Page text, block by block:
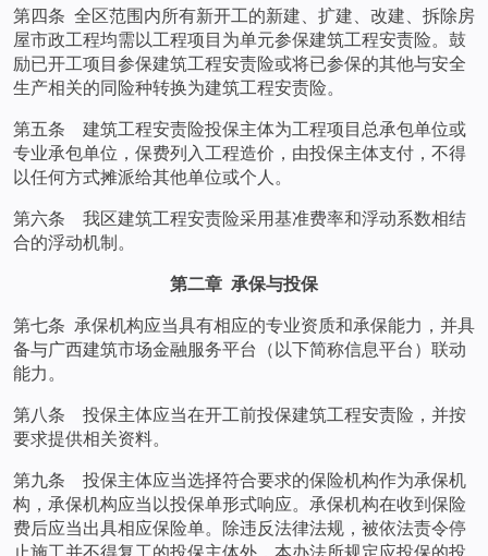
第四条 全区范围内所有新开工的新建、扩建、改建、拆除房
屋市政工程均需以工程项目为单元参保建筑工程安责险。鼓
励已开工项目参保建筑工程安责险或将已参保的其他与安全
生产相关的同险种转换为建筑工程安责险。
第五条 建筑工程安责险投保主体为工程项目总承包单位或
专业承包单位，保费列入工程造价，由投保主体支付，不得
以任何方式摊派给其他单位或个人。
第六条 我区建筑工程安责险采用基准费率和浮动系数相结
合的浮动机制。
第二章 承保与投保
第七条 承保机构应当具有相应的专业资质和承保能力，并具
备与广西建筑市场金融服务平台（以下简称信息平台）联动
能力。
第八条 投保主体应当在开工前投保建筑工程安责险，并按
要求提供相关资料。
第九条 投保主体应当选择符合要求的保险机构作为承保机
构，承保机构应当以投保单形式响应。承保机构在收到保险
费后应当出具相应保险单。除违反法律法规，被依法责令停
止施工并不得复工的投保主体外，本办法所规定应投保的投